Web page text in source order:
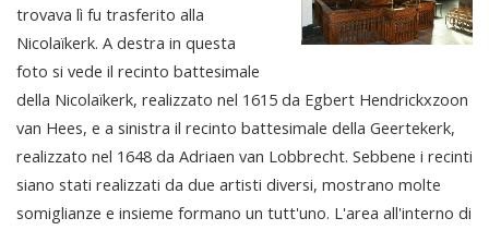
trovava lì fu trasferito alla
Nicolaïkerk. A destra in questa
foto si vede il recinto battesimale
della Nicolaïkerk, realizzato nel 1615 da Egbert Hendrickxzoon
van Hees, e a sinistra il recinto battesimale della Geertekerk,
realizzato nel 1648 da Adriaen van Lobbrecht. Sebbene i recinti
siano stati realizzati da due artisti diversi, mostrano molte
somiglianze e insieme formano un tutt'uno. L'area all'interno di